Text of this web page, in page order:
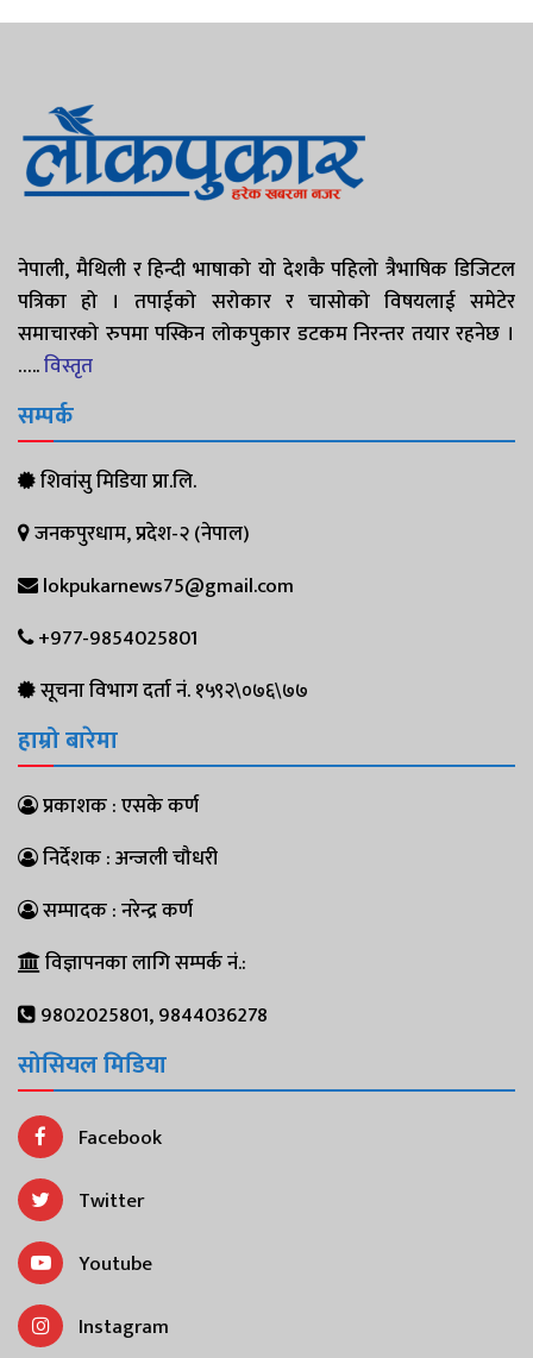
नेपाली, मैथिली र हिन्दी भाषाको यो देशकै पहिलो त्रैभाषिक डिजिटल
पत्रिका हो । तपाईको सरोकार र चासोको विषयलाई समेटेर
समाचारको रुपमा पस्किन लोकपुकार डटकम निरन्तर तयार रहनेछ ।
…..विस्तृत
सम्पर्क
शिवांसु मिडिया प्रा.लि.
जनकपुरधाम, प्रदेश-२ (नेपाल)
lokpukarnews75@gmail.com
+977-9854025801
सूचना विभाग दर्ता नं. १५९२\०७६\७७
हाम्रो बारेमा
प्रकाशक : एसके कर्ण
निर्देशक : अन्जली चौधरी
सम्पादक : नरेन्द्र कर्ण
विज्ञापनका लागि सम्पर्क नं.:
9802025801, 9844036278
सोसियल मिडिया
Facebook
Twitter
Youtube
Instagram